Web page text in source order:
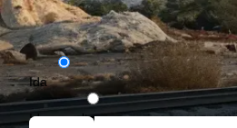
Ida
Ida y vuelta